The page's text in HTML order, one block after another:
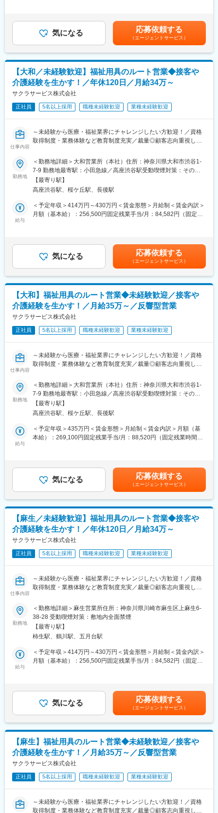
未経験からでも、介護業界のことを学ぶことができます。また、
将来的には施設運営に関するマネジメント業務も1から学ぶことが
できます。施設運営に関することであれば、自身の意見を積極的
に言える環境を作っている為、「企画力」「提案力」「マネジメ
ント力」を培うことができます。
変更の範囲：会社の定める業務
ことをお伺いします。
・カタログを見ながら、お客様が生活しやすくなる福祉用具の説
明・提案。
・ケアプランを作成されるケアマネージャーへ対しての営業活動
を行います。
ケアマネジャーが担当しているお客様の中で、お困りごとをお持
ちの方はいないかなどの情報を収集し、お客様をご紹介いただけ
■業務の特徴：
格交渉することはありません。
・商品や書類の手配は、社内の事務スタッフが担当し営業に専念
■一日の仕事の流れ：
納品から1週間後にお客様にお電話し、用具の使い心地や他に必要
なものを確認。その後は半年に1回の頻度でお客様宅を訪問しま
へのケア方法を考える会議の参加やケアマネージャーさんにお客
様の現状を報告したり、新商品を紹介したりすることもありま
・2ヵ月に1回、1日かけて社内全体研修を実施。業績や各現場で
の出来事の共有をはじめ、各自の振り返り、新商品取扱い時の商
品説明会なども行なっています。◎未経験から始められます。
・入社後2ヵ月間は当社の事業を理解する期間です。ビジネスマナ
ーの習得、事業理解、他部署での業務体験などをしていただきま
す。
・福祉用具専門相談員の資格取得に向けた講習（50時間）も受
講。もちろん、費用は会社負担です。その後は、先輩営業が同行
し、独り立ちまで支援します。
当賃金はあくまでも目安の金額であり、選考を通じて上下する可
能性があります。月給(月額)は固定手当を含めた表記です。
気になる 応募依頼する
（エージェントサービス）
【大和／未経験歓迎】福祉用具のルート営業◆接客や
介護経験を生かす！／年休120日／月給34万～
サクラサービス株式会社
正社員 5名以上採用 職種未経験歓迎 業種未経験歓迎
仕事内容
～未経験から医療・福祉業界にチャレンジしたい方歓迎！／資格
取得制度・業務体験など教育制度充実／裁量◎顧客志向重視した
■業務内容：
福祉用具・医療機器のレンタルと販売事業を展開している当社に
て、日常生活に不便を感じている高齢の方へ、安全安心な暮らし
ができるような環境作りを提案します！
今回は業績好調で、より多くのお客様にアプローチするため営業
職を募集します。
ことをお伺いします。
・カタログを見ながら、お客様が生活しやすくなる福祉用具の説
明・提案。
・ケアプランを作成されるケアマネージャーへ対しての営業活動
を行います。
ケアマネジャーが担当しているお客様の中で、お困りごとをお持
ちの方はいないかなどの情報を収集し、お客様をご紹介いただけ
■業務の特徴：
格交渉することはありません。
・商品や書類の手配は、社内の事務スタッフが担当し営業に専念
■一日の仕事の流れ：
納品から1週間後にお客様にお電話し、用具の使い心地や他に必要
なものを確認。その後は半年に1回の頻度でお客様宅を訪問しま
へのケア方法を考える会議の参加やケアマネージャーさんにお客
様の現状を報告したり、新商品を紹介したりすることもありま
・2ヵ月に1回、1日かけて社内全体研修を実施。業績や各現場で
の出来事の共有をはじめ、各自の振り返り、新商品取扱い時の商
品説明会なども行なっています。◎未経験から始められます。
・入社後2ヵ月間は当社の事業を理解する期間です。ビジネスマナ
ーの習得、事業理解、他部署での業務体験などをしていただきま
す。
・福祉用具専門相談員の資格取得に向けた講習（50時間）も受
講。もちろん、費用は会社負担です。その後は、先輩営業が同行
し、独り立ちまで支援します。
勤務地
＜勤務地詳細＞大和営業所（本社）住所：神奈川県大和市渋谷1-
7-9 勤務地最寄駅：小田急線／高座渋谷駅受動喫煙対策：その他
（社内指定喫煙場所有）
【最寄り駅】
高座渋谷駅、桜ケ丘駅、長後駅
給与
＜予定年収＞414万円～430万円＜賃金形態＞月給制＜賃金内訳＞
月額（基本給）：256,500円固定残業手当/月：84,582円（固定残
当賃金はあくまでも目安の金額であり、選考を通じて上下する可
能性があります。月給(月額)は固定手当を含めた表記です。
気になる 応募依頼する
（エージェントサービス）
【大和】福祉用具のルート営業◆未経験歓迎／接客や
介護経験を生かす！／月給35万～／反響型営業
サクラサービス株式会社
正社員 5名以上採用 職種未経験歓迎 業種未経験歓迎
仕事内容
～未経験から医療・福祉業界にチャレンジしたい方歓迎！／資格
取得制度・業務体験など教育制度充実／裁量◎顧客志向重視した
■業務内容：
福祉用具・医療機器のレンタルと販売事業を展開している当社に
て、日常生活に不便を感じている高齢の方へ、安全安心な暮らし
ができるような環境作りを提案します！
今回は業績好調で、より多くのお客様にアプローチするため営業
職を募集します。
ことをお伺いします。
・カタログを見ながら、お客様が生活しやすくなる福祉用具の説
明・提案。
・ケアプランを作成されるケアマネージャーへ対しての営業活動
を行います。
ケアマネジャーが担当しているお客様の中で、お困りごとをお持
ちの方はいないかなどの情報を収集し、お客様をご紹介いただけ
■業務の特徴：
格交渉することはありません。
・商品や書類の手配は、社内の事務スタッフが担当し営業に専念
■一日の仕事の流れ：
納品から1週間後にお客様にお電話し、用具の使い心地や他に必要
なものを確認。その後は半年に1回の頻度でお客様宅を訪問しま
へのケア方法を考える会議の参加やケアマネージャーさんにお客
様の現状を報告したり、新商品を紹介したりすることもありま
・2ヵ月に1回、1日かけて社内全体研修を実施。業績や各現場で
の出来事の共有をはじめ、各自の振り返り、新商品取扱い時の商
品説明会なども行なっています。◎未経験から始められます。
・入社後2ヵ月間は当社の事業を理解する期間です。ビジネスマナ
ーの習得、事業理解、他部署での業務体験などをしていただきま
す。
・福祉用具専門相談員の資格取得に向けた講習（50時間）も受
講。もちろん、費用は会社負担です。その後は、先輩営業が同行
し、独り立ちまで支援します。
勤務地
＜勤務地詳細＞大和営業所（本社）住所：神奈川県大和市渋谷1-
7-9 勤務地最寄駅：小田急線／高座渋谷駅受動喫煙対策：その他
（社内指定喫煙場所有）
【最寄り駅】
高座渋谷駅、桜ケ丘駅、長後駅
給与
＜予定年収＞435万円＜賃金形態＞月給制＜賃金内訳＞月額（基
本給）：269,100円固定残業手当/月：88,520円（固定残業時間45
あくまでも目安の金額であり、選考を通じて上下する可能性があ
ります。月給(月額)は固定手当を含めた表記です。
気になる 応募依頼する
（エージェントサービス）
【麻生／未経験歓迎】福祉用具のルート営業◆接客や
介護経験を生かす！／年休120日／月給34万～
サクラサービス株式会社
正社員 5名以上採用 職種未経験歓迎 業種未経験歓迎
仕事内容
～未経験から医療・福祉業界にチャレンジしたい方歓迎！／資格
取得制度・業務体験など教育制度充実／裁量◎顧客志向重視した
■業務内容：
福祉用具・医療機器のレンタルと販売事業を展開している当社に
て、日常生活に不便を感じている高齢の方へ、安全安心な暮らし
ができるような環境作りを提案します！
今回は業績好調で、より多くのお客様にアプローチするため営業
職を募集します。
ことをお伺いします。
・カタログを見ながら、お客様が生活しやすくなる福祉用具の説
明・提案。
・ケアプランを作成されるケアマネージャーへ対しての営業活動
を行います。
ケアマネジャーが担当しているお客様の中で、お困りごとをお持
ちの方はいないかなどの情報を収集し、お客様をご紹介いただけ
■業務の特徴：
格交渉することはありません。
勤務地
＜勤務地詳細＞麻生営業所住所：神奈川県川崎市麻生区上麻生6-
38-28 受動喫煙対策：敷地内全面禁煙
【最寄り駅】
柿生駅、鶴川駅、五月台駅
給与
＜予定年収＞414万円～430万円＜賃金形態＞月給制＜賃金内訳＞
月額（基本給）：256,500円固定残業手当/月：84,582円（固定残
当賃金はあくまでも目安の金額であり、選考を通じて上下する可
能性があります。月給(月額)は固定手当を含めた表記です。
気になる 応募依頼する
（エージェントサービス）
【麻生】福祉用具のルート営業◆未経験歓迎／接客や
介護経験を生かす！／月給35万～／反響型営業
サクラサービス株式会社
正社員 5名以上採用 職種未経験歓迎 業種未経験歓迎
～未経験から医療・福祉業界にチャレンジしたい方歓迎！／資格
取得制度・業務体験など教育制度充実／裁量◎顧客志向重視した